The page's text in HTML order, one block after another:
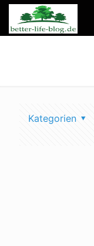
Kategorien